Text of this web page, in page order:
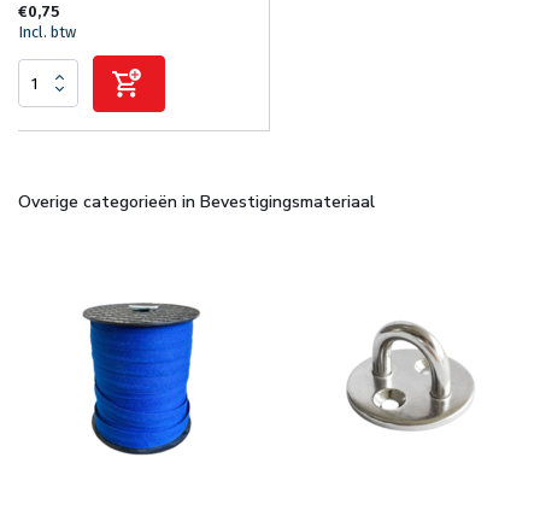
€0,75
Incl. btw
Overige categorieën in Bevestigingsmateriaal